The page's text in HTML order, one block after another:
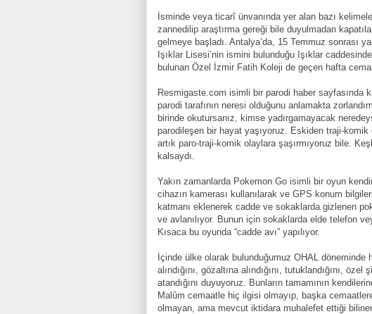
İsminde veya ticarî ünvanında yer alan bazı
zannedilip araştırma gereği bile duyulmadan
gelmeye başladı. Antalya’da, 15 Temmuz sonrası
Işıklar Lisesi’nin ismini bulunduğu Işıklar
bulunan Özel İzmir Fatih Koleji de geçen hafta
Resmigaste.com isimli bir parodi haber sayfasında
parodi tarafının neresi olduğunu anlamakta
birinde okutursanız, kimse yadırgamayacak
parodileşen bir hayat yaşıyoruz. Eskiden traji-komik
artık paro-traji-komik olaylara şaşırmıyoruz bile.
kalsaydı.
Yakın zamanlarda Pokemon Go isimli bir oyun
cihazın kamerası kullanılarak ve GPS konum
katmanı eklenerek cadde ve sokaklarda gizlenen
ve avlanılıyor. Bunun için sokaklarda elde telefon
Kısaca bu oyunda “cadde avı” yapılıyor.
İçinde ülke olarak bulunduğumuz OHAL
alındığını, gözaltına alındığını, tutuklandığını,
atandığını duyuyoruz. Bunların tamamının
Malûm cemaatle hiç ilgisi olmayıp, başka
olmayan, ama mevcut iktidara muhalefet ettiği